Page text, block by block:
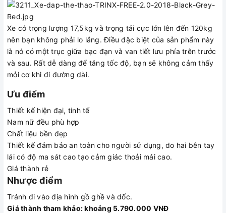
Xe có trọng lượng 17,5kg và trọng tải cực lớn lên đến 120kg
nên bạn không phải lo lắng. Điều đặc biệt của sản phẩm này
là nó có một trục giữa bạc đạn và van tiết lưu phía trên trước
và sau. Rất dễ dàng để tăng tốc độ, bạn sẽ không cảm thấy
mỏi cơ khi đi đường dài.
Ưu điểm
Thiết kế hiện đại, tinh tế
Nam nữ đều phù hợp
Chất liệu bền đẹp
Thiết kế đảm bảo an toàn cho người sử dụng, do hai bên tay
lái có độ ma sát cao tạo cảm giác thoải mái cao.
Giá thành rẻ
Nhược điểm
Tránh đi vào địa hình gồ ghề và dốc.
Giá thành tham khảo: khoảng 5.790.000 VNĐ